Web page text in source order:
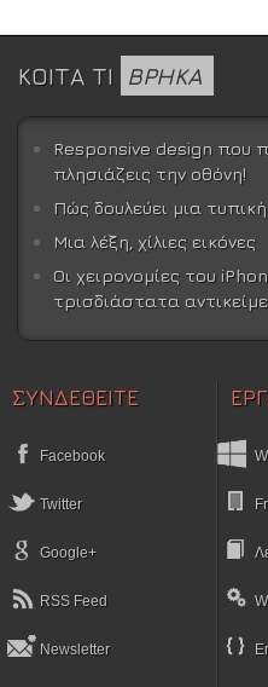
ΚΟΙΤΑ ΤΙ ΒΡΗΚΑ
Responsive design που
πλησιάζεις την οθόνη!
Πώς δουλεύει μια
Μια λέξη, χίλιες εικόνες
Οι χειρονομίες του
τρισδιάστατα
ΣΥΝΔΕΘΕΙΤΕ
Facebook
Twitter
Google+
RSS Feed
Newsletter